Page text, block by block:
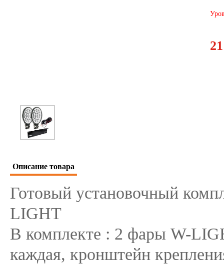
Описание товара
Готовый установочный
LIGHT
В комплекте : 2 фары W-
каждая, кронштейн